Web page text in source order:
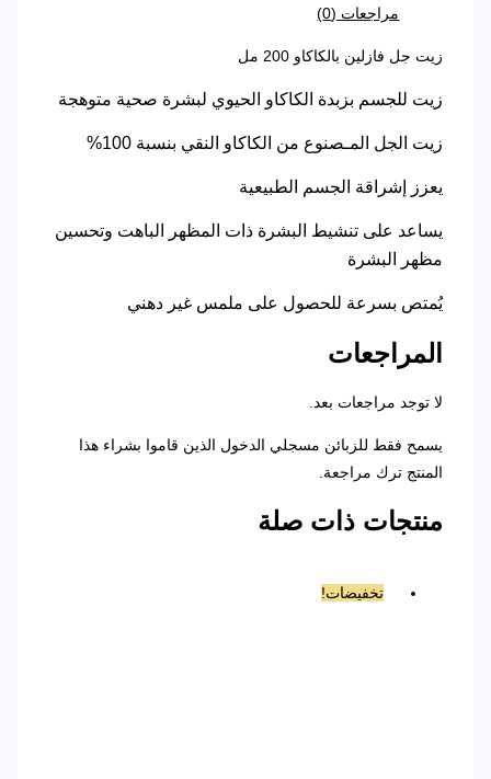
مراجعات (0)
زيت جل فازلين بالكاكاو 200 مل
زيت للجسم بزبدة الكاكاو الحيوي لبشرة صحية متوهجة
زيت الجل المـصنوع من الكاكاو النقي بنسبة 100%
يعزز إشراقة الجسم الطبيعية
يساعد على تنشيط البشرة ذات المظهر الباهت وتحسين
مظهر البشرة
يُمتص بسرعة للحصول على ملمس غير دهني
المراجعات
لا توجد مراجعات بعد.
يسمح فقط للزبائن مسجلي الدخول الذين قاموا بشراء هذا
المنتج ترك مراجعة.
منتجات ذات صلة
تخفيضات!